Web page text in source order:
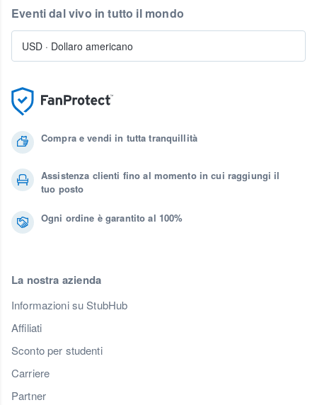
Compra e vendi in tutta tranquillità
Assistenza clienti fino al momento in cui raggiungi il
tuo posto
Ogni ordine è garantito al 100%
La nostra azienda
Informazioni su StubHub
Affiliati
Sconto per studenti
Carriere
Partner
Eventi dal vivo in tutto il mondo
USD · Dollaro americano